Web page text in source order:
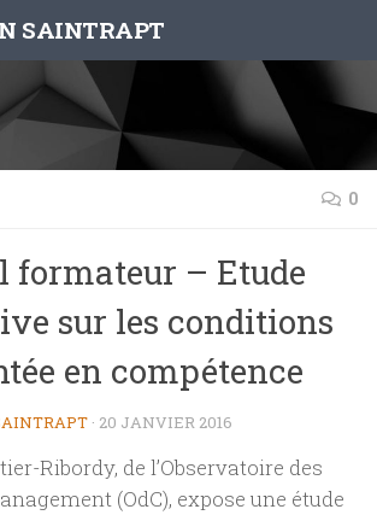
SAINTRAPT
0
formateur – Etude
sur les conditions
en compétence
· 20 JANVIER 2016
Ribordy, de l’Observatoire des
(OdC), expose une étude